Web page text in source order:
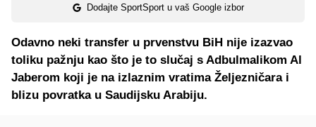
Dodajte SportSport u vaš Google izbor
Odavno neki transfer u prvenstvu BiH nije izazvao
toliku pažnju kao što je to slučaj s Adbulmalikom Al
Jaberom koji je na izlaznim vratima Željezničara i
blizu povratka u Saudijsku Arabiju.